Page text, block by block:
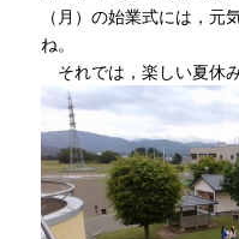
（月）の始業式には，元
ね。
それでは，楽しい夏休